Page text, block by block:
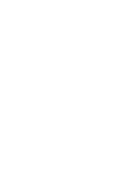
等の譲渡又は除去（蔵管
た国有の家屋等の譲渡又
等の譲渡又は除去（蔵管
た国有の家屋等の譲渡又